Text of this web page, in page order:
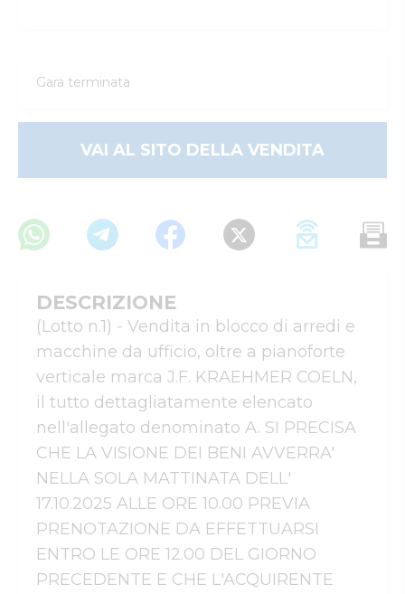
Gara terminata
VAI AL SITO DELLA VENDITA
DESCRIZIONE
(Lotto n.1) - Vendita in blocco di arredi e
macchine da ufficio, oltre a pianoforte
verticale marca J.F. KRAEHMER COELN,
il tutto dettagliatamente elencato
nell'allegato denominato A. SI PRECISA
CHE LA VISIONE DEI BENI AVVERRA'
NELLA SOLA MATTINATA DELL'
17.10.2025 ALLE ORE 10.00 PREVIA
PRENOTAZIONE DA EFFETTUARSI
ENTRO LE ORE 12.00 DEL GIORNO
PRECEDENTE E CHE L'ACQUIRENTE